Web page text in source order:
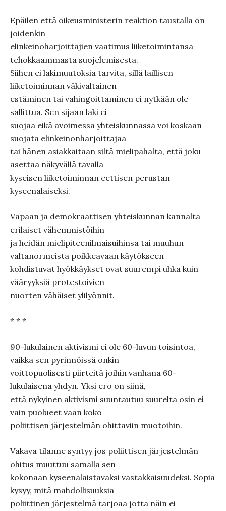
Epäilen että oikeusministerin reaktion taustalla on
joidenkin
elinkeinoharjoittajien vaatimus liiketoimintansa
tehokkaammasta suojelemisesta.
Siihen ei lakimuutoksia tarvita, sillä laillisen
liiketoiminnan väkivaltainen
estäminen tai vahingoittaminen ei nytkään ole
sallittua. Sen sijaan laki ei
suojaa eikä avoimessa yhteiskunnassa voi koskaan
suojata elinkeinonharjoittajaa
tai hänen asiakkaitaan siltä mielipahalta, että joku
asettaa näkyvällä tavalla
kyseisen liiketoiminnan eettisen perustan
kyseenalaiseksi.
Vapaan ja demokraattisen yhteiskunnan kannalta
erilaiset vähemmistöihin
ja heidän mielipiteenilmaisuihinsa tai muuhun
valtanormeista poikkeavaan käytökseen
kohdistuvat hyökkäykset ovat suurempi uhka kuin
vääryyksiä protestoivien
nuorten vähäiset ylilyönnit.
* * *
90-lukulainen aktivismi ei ole 60-luvun toisintoa,
vaikka sen pyrinnöissä onkin
voittopuolisesti piirteitä joihin vanhana 60-
lukulaisena yhdyn. Yksi ero on siinä,
että nykyinen aktivismi suuntautuu suurelta osin ei
vain puolueet vaan koko
poliittisen järjestelmän ohittaviin muotoihin.
Vakava tilanne syntyy jos poliittisen järjestelmän
ohitus muuttuu samalla sen
kokonaan kyseenalaistavaksi vastakkaisuudeksi. Sopia
kysyy, mitä mahdollisuuksia
poliittinen järjestelmä tarjoaa jotta näin ei